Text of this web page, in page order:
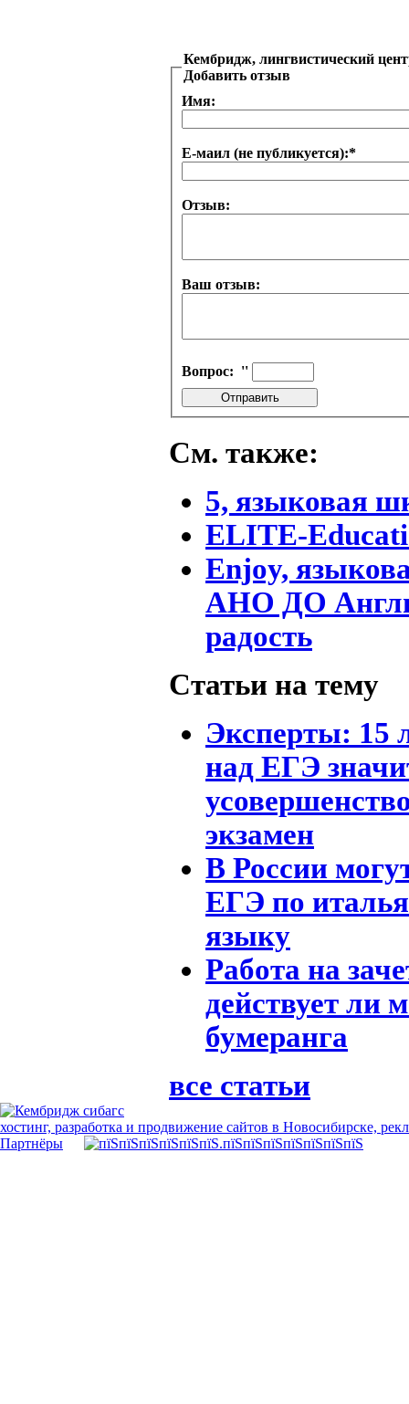
Кембридж, лингвистический
Добавить отзыв
Имя:
Е-маил (не публикуется):*
Отзыв:
Ваш отзыв:
Вопрос: ''
См. также:
5, языковая
ELITE-
Enjoy,
АНО ДО
радость
Статьи на тему
Эксперты: 15
над ЕГЭ
экзамен
В России
ЕГЭ по
языку
Работа на
действует ли
бумеранга
все статьи
хостинг, разработка и продвижение сайтов в Новосибирске,
Партнёры